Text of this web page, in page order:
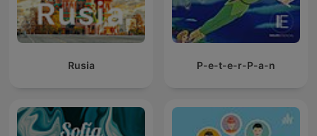
Rusia P-e-t-e-r-P-a-n